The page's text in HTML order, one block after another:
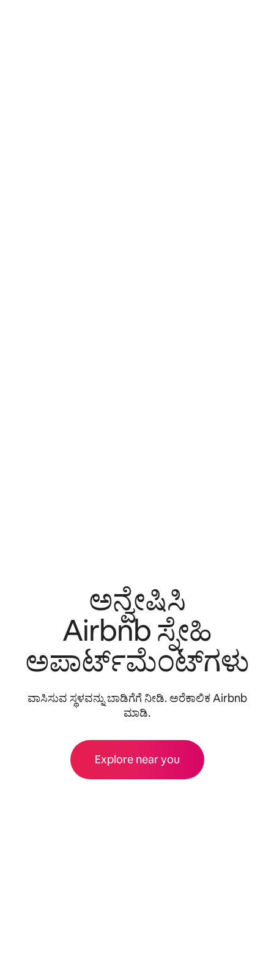
ಅನ್ವೇಷಿಸಿ
Airbnb ಸ್ನೇಹಿ
ಅಪಾರ್ಟ್‌ಮೆಂಟ್‌ಗಳು
ವಾಸಿಸುವ ಸ್ಥಳವನ್ನು ಬಾಡಿಗೆಗೆ ನೀಡಿ. ಅರೆಕಾಲಿಕ Airbnb
ಮಾಡಿ.
Explore near you